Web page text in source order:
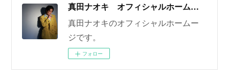
真田ナオキ オフィシャルホームページ
真田ナオキのオフィシャルホームー
ジです。
フォロー